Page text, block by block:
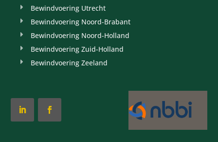
Bewindvoering Utrecht
Bewindvoering Noord-Brabant
Bewindvoering Noord-Holland
Bewindvoering Zuid-Holland
Bewindvoering Zeeland